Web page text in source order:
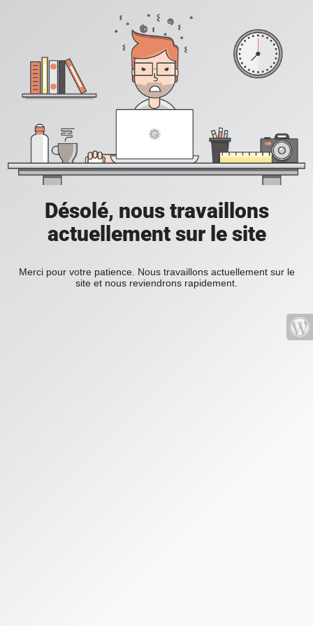
Désolé, nous travaillons
actuellement sur le site
Merci pour votre patience. Nous travaillons actuellement sur le
site et nous reviendrons rapidement.